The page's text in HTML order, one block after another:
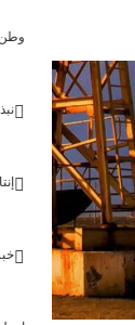
وطن